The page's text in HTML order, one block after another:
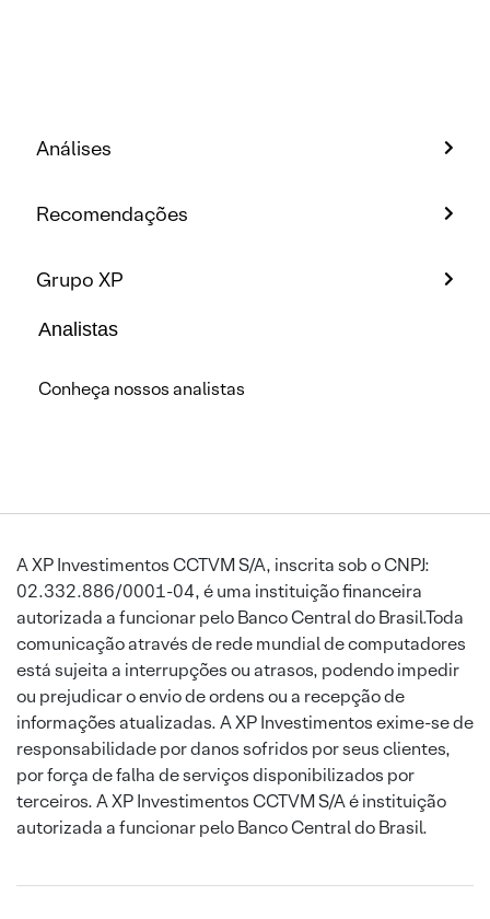
Análises
Recomendações
Grupo XP
Analistas
Conheça nossos analistas
A XP Investimentos CCTVM S/A, inscrita sob o CNPJ:
02.332.886/0001-04, é uma instituição financeira
autorizada a funcionar pelo Banco Central do Brasil.Toda
comunicação através de rede mundial de computadores
está sujeita a interrupções ou atrasos, podendo impedir
ou prejudicar o envio de ordens ou a recepção de
informações atualizadas. A XP Investimentos exime-se de
responsabilidade por danos sofridos por seus clientes,
por força de falha de serviços disponibilizados por
terceiros. A XP Investimentos CCTVM S/A é instituição
autorizada a funcionar pelo Banco Central do Brasil.